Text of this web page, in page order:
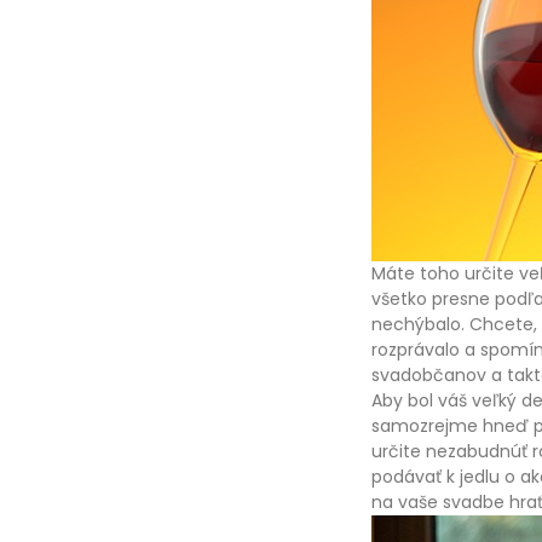
Máte toho určite
všetko presne
nechýbalo.
rozprávalo a
svadobčanov a
Aby bol váš veľký
samozrejme hneď
určite nezabudnúť
podávať k jedlu o
na vaše svadbe